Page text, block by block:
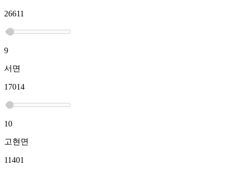
26611
9
서면
17014
10
고현면
11401